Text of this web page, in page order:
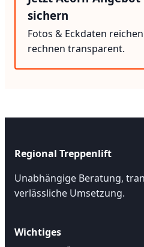
sichern
Fotos & Eckdaten
rechnen transparent.
Regional Treppenlift
Unabhängige Beratung,
verlässliche Umsetzung.
Wichtiges